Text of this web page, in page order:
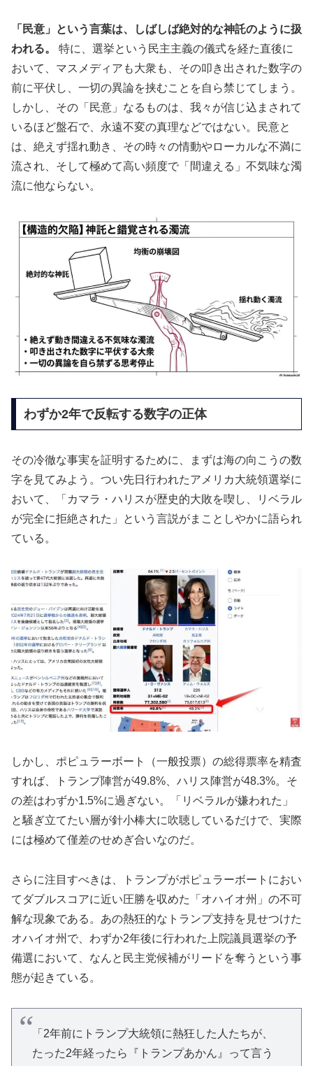
「民意」という言葉は、しばしば絶対的な神託のように扱
われる。
特に、選挙という民主主義の儀式を経た直後に
おいて、マスメディアも大衆も、その叩き出された数字の
前に平伏し、一切の異論を挟むことを自ら禁じてしまう。
しかし、その「民意」なるものは、我々が信じ込まされて
いるほど盤石で、永遠不変の真理などではない。民意と
は、絶えず揺れ動き、その時々の情動やローカルな不満に
流され、そして極めて高い頻度で「間違える」不気味な濁
流に他ならない。
わずか2年で反転する数字の正体
その冷徹な事実を証明するために、まずは海の向こうの数
字を見てみよう。つい先日行われたアメリカ大統領選挙に
おいて、「カマラ・ハリスが歴史的大敗を喫し、リベラル
が完全に拒絶された」という言説がまことしやかに語られ
ている。
しかし、ポピュラーボート（一般投票）の総得票率を精査
すれば、トランプ陣営が49.8%、ハリス陣営が48.3%。そ
の差はわずか1.5%に過ぎない。「リベラルが嫌われた」
と騒ぎ立てたい層が針小棒大に吹聴しているだけで、実際
には極めて僅差のせめぎ合いなのだ。
さらに注目すべきは、トランプがポピュラーボートにおい
てダブルスコアに近い圧勝を収めた「オハイオ州」の不可
解な現象である。あの熱狂的なトランプ支持を見せつけた
オハイオ州で、わずか2年後に行われた上院議員選挙の予
備選において、なんと民主党候補がリードを奪うという事
態が起きている。
「2年前にトランプ大統領に熱狂した人たちが、
たった2年経ったら『トランプあかん』って言う